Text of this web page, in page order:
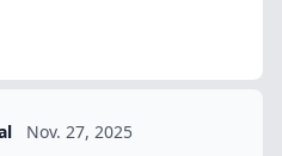
Nov. 27, 2025